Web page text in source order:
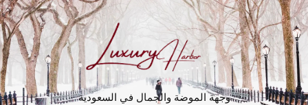
وجهة الموضة والجمال في السعودية